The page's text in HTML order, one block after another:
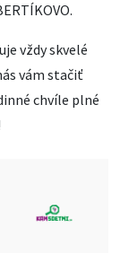
vždy skvelé
vám stačiť
chvíle plné